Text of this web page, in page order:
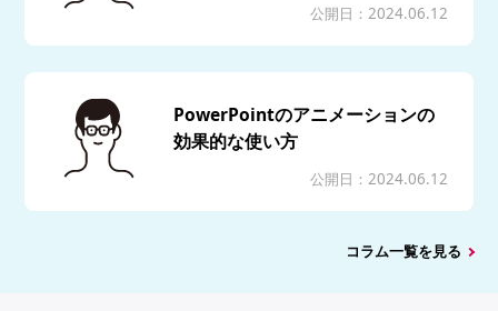
公開日：2024.06.12
PowerPointのアニメーションの
効果的な使い方
公開日：2024.06.12
コラム一覧を見る